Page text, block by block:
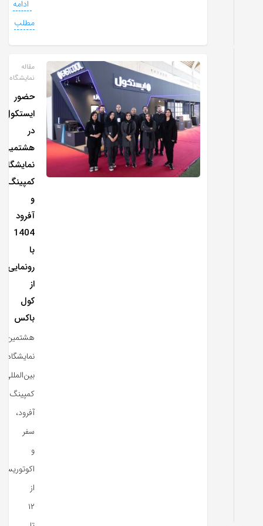
ادامه
مطلب
مقاله
نمایشگاه
حضور
ایستکول
در
هشتمین
نمایشگاه
کمپینگ
و
آفرود
1404
با
رونمایی
از
کول
باکس
هشتمین
نمایشگاه
بین‌المللی
کمپینگ،
آفرود،
سفر
و
اکوتوریسم
از
۱۲